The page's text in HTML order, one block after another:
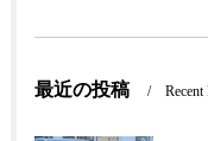
最近の投稿 Recent